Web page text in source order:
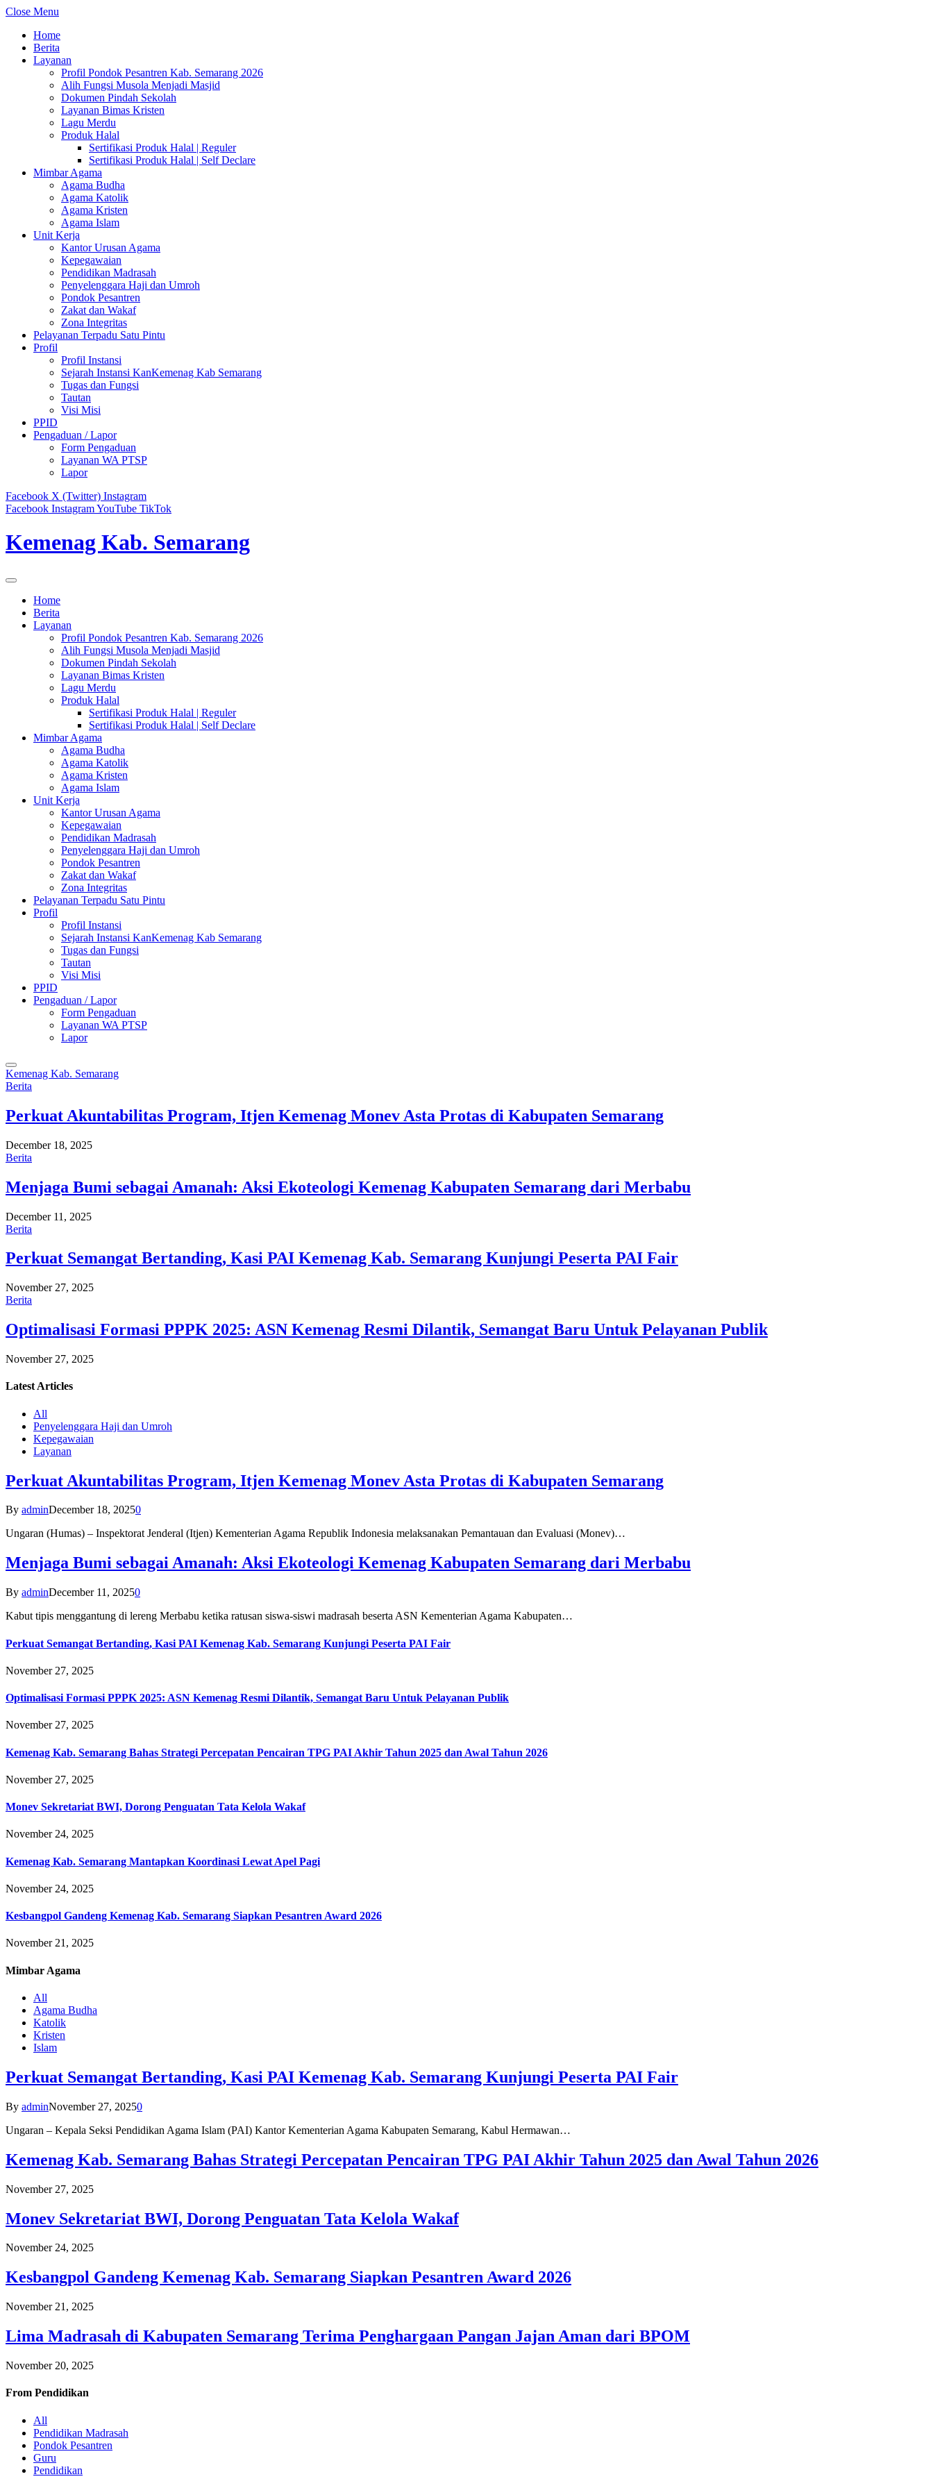
Close Menu
Home
Berita
Layanan
Profil Pondok Pesantren Kab. Semarang 2026
Alih Fungsi Musola Menjadi Masjid
Dokumen Pindah Sekolah
Layanan Bimas Kristen
Lagu Merdu
Produk Halal
Sertifikasi Produk Halal | Reguler
Sertifikasi Produk Halal | Self Declare
Mimbar Agama
Agama Budha
Agama Katolik
Agama Kristen
Agama Islam
Unit Kerja
Kantor Urusan Agama
Kepegawaian
Pendidikan Madrasah
Penyelenggara Haji dan Umroh
Pondok Pesantren
Zakat dan Wakaf
Zona Integritas
Pelayanan Terpadu Satu Pintu
Profil
Profil Instansi
Sejarah Instansi KanKemenag Kab Semarang
Tugas dan Fungsi
Tautan
Visi Misi
PPID
Pengaduan / Lapor
Form Pengaduan
Layanan WA PTSP
Lapor
Facebook X (Twitter) Instagram
Facebook InstagramYouTube TikTok
Kemenag Kab. Semarang
Home
Berita
Layanan
Profil Pondok Pesantren Kab. Semarang 2026
Alih Fungsi Musola Menjadi Masjid
Dokumen Pindah Sekolah
Layanan Bimas Kristen
Lagu Merdu
Produk Halal
Sertifikasi Produk Halal | Reguler
Sertifikasi Produk Halal | Self Declare
Mimbar Agama
Agama Budha
Agama Katolik
Agama Kristen
Agama Islam
Unit Kerja
Kantor Urusan Agama
Kepegawaian
Pendidikan Madrasah
Penyelenggara Haji dan Umroh
Pondok Pesantren
Zakat dan Wakaf
Zona Integritas
Pelayanan Terpadu Satu Pintu
Profil
Profil Instansi
Sejarah Instansi KanKemenag Kab Semarang
Tugas dan Fungsi
Tautan
Visi Misi
PPID
Pengaduan / Lapor
Form Pengaduan
Layanan WA PTSP
Lapor
Kemenag Kab. Semarang
Berita
Perkuat Akuntabilitas Program, Itjen Kemenag Monev Asta Protas di Kabupaten Semarang
December 18, 2025
Berita
Menjaga Bumi sebagai Amanah: Aksi Ekoteologi Kemenag Kabupaten Semarang dari Merbabu
December 11, 2025
Berita
Perkuat Semangat Bertanding, Kasi PAI Kemenag Kab. Semarang Kunjungi Peserta PAI Fair
November 27, 2025
Berita
Optimalisasi Formasi PPPK 2025: ASN Kemenag Resmi Dilantik, Semangat Baru Untuk Pelayanan Publik
November 27, 2025
Latest Articles
All
Penyelenggara Haji dan Umroh
Kepegawaian
Layanan
Perkuat Akuntabilitas Program, Itjen Kemenag Monev Asta Protas di Kabupaten Semarang
By adminDecember 18, 20250
Ungaran (Humas) – Inspektorat Jenderal (Itjen) Kementerian Agama Republik Indonesia melaksanakan Pemantauan dan Evaluasi (Monev)…
Menjaga Bumi sebagai Amanah: Aksi Ekoteologi Kemenag Kabupaten Semarang dari Merbabu
By adminDecember 11, 20250
Kabut tipis menggantung di lereng Merbabu ketika ratusan siswa-siswi madrasah beserta ASN Kementerian Agama Kabupaten…
Perkuat Semangat Bertanding, Kasi PAI Kemenag Kab. Semarang Kunjungi Peserta PAI Fair
November 27, 2025
Optimalisasi Formasi PPPK 2025: ASN Kemenag Resmi Dilantik, Semangat Baru Untuk Pelayanan Publik
November 27, 2025
Kemenag Kab. Semarang Bahas Strategi Percepatan Pencairan TPG PAI Akhir Tahun 2025 dan Awal Tahun 2026
November 27, 2025
Monev Sekretariat BWI, Dorong Penguatan Tata Kelola Wakaf
November 24, 2025
Kemenag Kab. Semarang Mantapkan Koordinasi Lewat Apel Pagi
November 24, 2025
Kesbangpol Gandeng Kemenag Kab. Semarang Siapkan Pesantren Award 2026
November 21, 2025
Mimbar Agama
All
Agama Budha
Katolik
Kristen
Islam
Perkuat Semangat Bertanding, Kasi PAI Kemenag Kab. Semarang Kunjungi Peserta PAI Fair
By adminNovember 27, 20250
Ungaran – Kepala Seksi Pendidikan Agama Islam (PAI) Kantor Kementerian Agama Kabupaten Semarang, Kabul Hermawan…
Kemenag Kab. Semarang Bahas Strategi Percepatan Pencairan TPG PAI Akhir Tahun 2025 dan Awal Tahun 2026
November 27, 2025
Monev Sekretariat BWI, Dorong Penguatan Tata Kelola Wakaf
November 24, 2025
Kesbangpol Gandeng Kemenag Kab. Semarang Siapkan Pesantren Award 2026
November 21, 2025
Lima Madrasah di Kabupaten Semarang Terima Penghargaan Pangan Jajan Aman dari BPOM
November 20, 2025
From Pendidikan
All
Pendidikan Madrasah
Pondok Pesantren
Guru
Pendidikan